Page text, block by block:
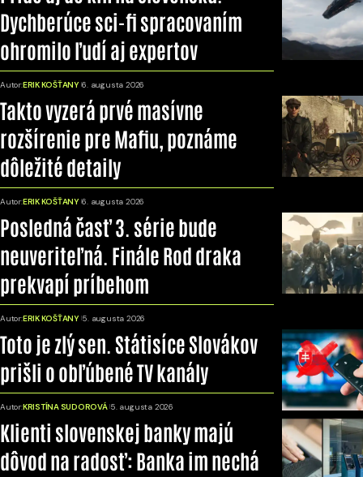
Dychberúce sci-fi spracovaním
ohromilo ľudí aj expertov
Autor:ERIK KOŠŤANY 6. augusta 2026
Takto vyzerá prvé masívne
rozšírenie pre Mafiu, poznáme
dôležité detaily
Autor:ERIK KOŠŤANY 6. augusta 2026
Posledná časť 3. série bude
neuveriteľná. Finále Rod draka
prekvapí príbehom
Autor:ERIK KOŠŤANY 5. augusta 2026
Toto je zlý sen. Státisíce Slovákov
prišli o obľúbené TV kanály
Autor:KRISTÍNA SUDOROVÁ 5. augusta 2026
Klienti slovenskej banky majú
dôvod na radosť: Banka im nechá